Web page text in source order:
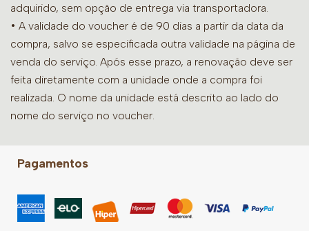
adquirido, sem opção de entrega via transportadora.
• A validade do voucher é de 90 dias a partir da data da
compra, salvo se especificada outra validade na página de
venda do serviço. Após esse prazo, a renovação deve ser
feita diretamente com a unidade onde a compra foi
realizada. O nome da unidade está descrito ao lado do
nome do serviço no voucher.
Pagamentos